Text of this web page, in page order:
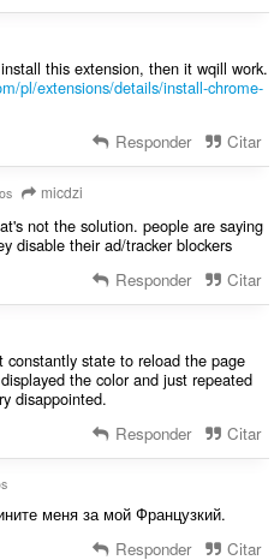
this extension, then it wqill work.
pl/extensions/details/install-chrome-
Responder Citar
micdzi
not the solution. people are saying
disable their ad/tracker blockers
Responder Citar
state to reload the page
the color and just repeated
disappointed.
Responder Citar
меня за мой Французкий.
Responder Citar